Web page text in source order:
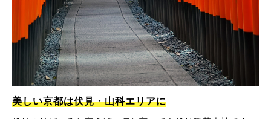
美しい京都は伏見・山科エリアに